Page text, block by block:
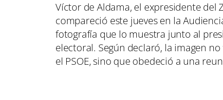
Víctor de Aldama, el expresidente del
compareció este jueves en la
fotografía que lo muestra junto al
electoral. Según declaró, la imagen
el PSOE, sino que obedeció a una